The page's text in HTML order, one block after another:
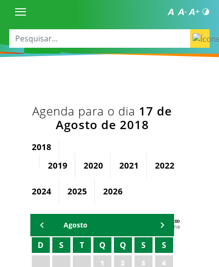
Agenda para o dia 17 de
Agosto de 2018
2018
2019
2020 2021 2022
2024 2025 2026
AGENDA DA CODED/CED
Vagna Lima
Agosto
D S T Q Q S S
1 2 3
4